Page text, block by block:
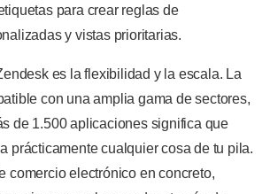
para crear reglas de
y vistas prioritarias.
es la flexibilidad y la escala. La
con una amplia gama de sectores,
de 1.500 aplicaciones significa que
prácticamente cualquier cosa de tu pila.
comercio electrónico en concreto,